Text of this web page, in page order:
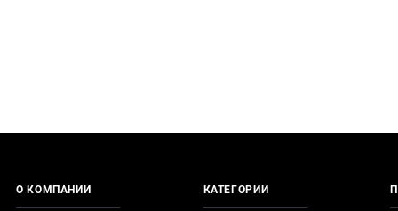
О КОМПАНИИ КАТЕГОРИИ